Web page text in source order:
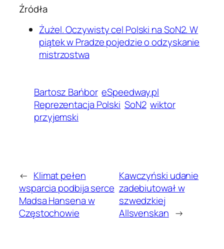
Źródła
Żużel. Oczywisty cel Polski na SoN2. W
piątek w Pradze pojedzie o odzyskanie
mistrzostwa
Bartosz Bańbor eSpeedway.pl
Reprezentacja Polski SoN2 wiktor
przyjemski
← Klimat pełen
wsparcia podbija serce
Madsa Hansena w
Częstochowie
Kawczyński udanie
zadebiutował w
szwedzkiej
Allsvenskan →